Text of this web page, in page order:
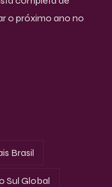
o próximo ano no
Brasil
Sul Global